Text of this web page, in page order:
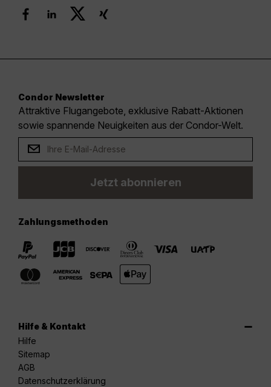
Condor Newsletter
Attraktive Flugangebote, exklusive Rabatt-Aktionen
sowie spannende Neuigkeiten aus der Condor-Welt.
Jetzt abonnieren
Zahlungsmethoden
Hilfe & Kontakt
Hilfe
Sitemap
AGB
Datenschutzerklärung